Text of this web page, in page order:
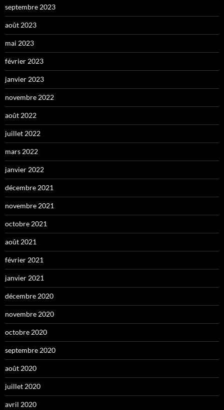
septembre 2023
août 2023
mai 2023
février 2023
janvier 2023
novembre 2022
août 2022
juillet 2022
mars 2022
janvier 2022
décembre 2021
novembre 2021
octobre 2021
août 2021
février 2021
janvier 2021
décembre 2020
novembre 2020
octobre 2020
septembre 2020
août 2020
juillet 2020
avril 2020